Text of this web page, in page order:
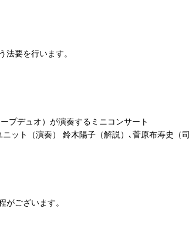
要を行います。
デュオ）が演奏するミニコンサート
ト（演奏） 鈴木陽子（解説）､菅原布寿史（司
ございます。